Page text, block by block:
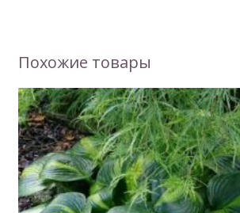
Похожие товары